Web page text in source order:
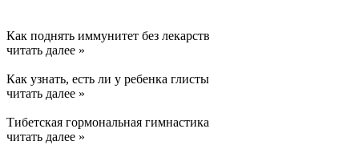
Как поднять иммунитет без лекарств
читать далее »
Как узнать, есть ли у ребенка глисты
читать далее »
Тибетская гормональная гимнастика
читать далее »